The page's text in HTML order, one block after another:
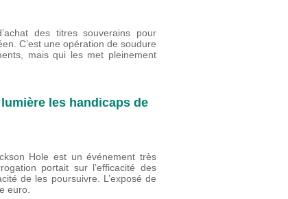
des titres souverains pour
C’est une opération de soudure
mais qui les met pleinement
les handicaps de
Hole est un événement très
portait sur l’efficacité des
de les poursuivre. L’exposé de
euro.